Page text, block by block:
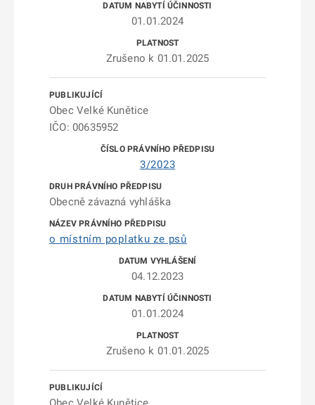
01.01.2024
Zrušeno k 01.01.2025
Obec Velké Kunětice
IČO: 00635952
3/2023
Obecně závazná vyhláška
o místním poplatku ze psů
04.12.2023
01.01.2024
Zrušeno k 01.01.2025